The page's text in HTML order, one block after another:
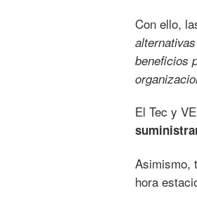
Con ello,
beneficios
El Tec y
Asimismo,
hora